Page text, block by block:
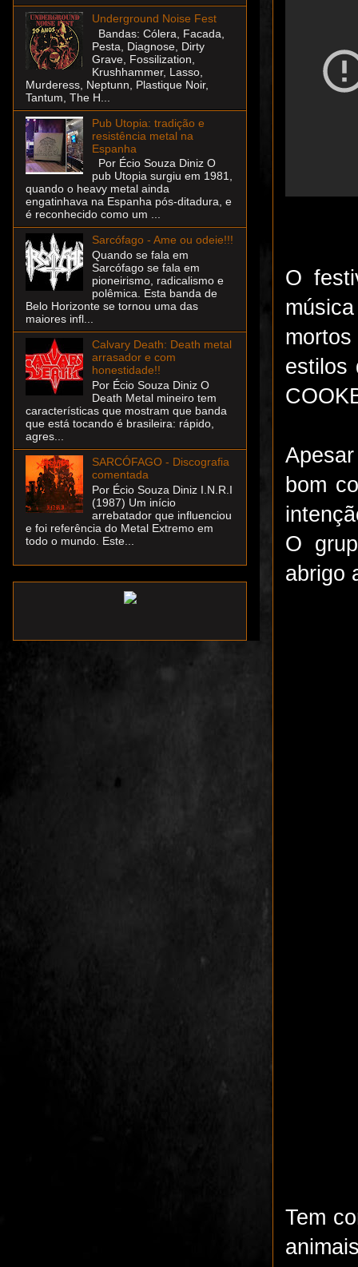
O
estilos
bom
O
abrigo
Tem
Underground Noise Fest
Bandas: Cólera, Facada,
Pesta, Diagnose, Dirty
Grave, Fossilization,
Krushhammer, Lasso,
Murderess, Neptunn, Plastique Noir,
Tantum, The H...
Pub Utopia: tradição e
resistência metal na
Espanha
Por Écio Souza Diniz O
pub Utopia surgiu em 1981,
quando o heavy metal ainda
engatinhava na Espanha pós-ditadura, e
é reconhecido como um ...
Sarcófago - Ame ou odeie!!!
Quando se fala em
Sarcófago se fala em
pioneirismo, radicalismo e
polêmica. Esta banda de
Belo Horizonte se tornou uma das
maiores infl...
Calvary Death: Death metal
arrasador e com
honestidade!!
Por Écio Souza Diniz O
Death Metal mineiro tem
características que mostram que banda
que está tocando é brasileira: rápido,
agres...
SARCÓFAGO - Discografia
comentada
Por Écio Souza Diniz I.N.R.I
(1987) Um início
arrebatador que influenciou
e foi referência do Metal Extremo em
todo o mundo. Este...